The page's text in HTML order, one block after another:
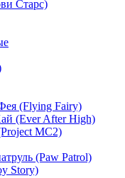
Старс)
(Flying Fairy)
(Ever After High)
MC2)
(Paw Patrol)
Story)